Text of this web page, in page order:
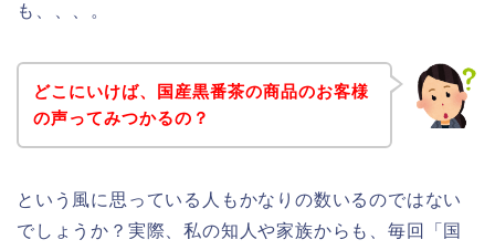
も、、、。
どこにいけば、国産黒番茶の商品のお客様
の声ってみつかるの？
という風に思っている人もかなりの数いるのではない
でしょうか？実際、私の知人や家族からも、毎回「国